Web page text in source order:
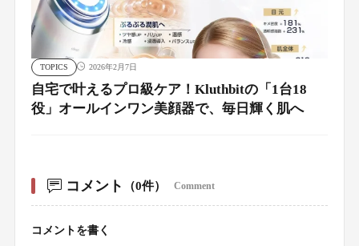
TOPICS 2026年2月7日
自宅で叶えるプロ級ケア！Kluthbitの「1台18
役」オールインワン美顔器で、毎日輝く肌へ
コメント （0件） Comment
コメントを書く